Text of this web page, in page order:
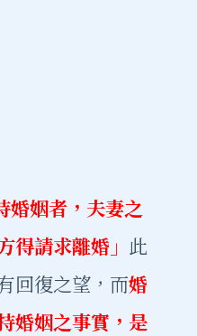
婚姻者，夫妻之
請求離婚」 此
回復之望，而婚
婚姻之事實，是